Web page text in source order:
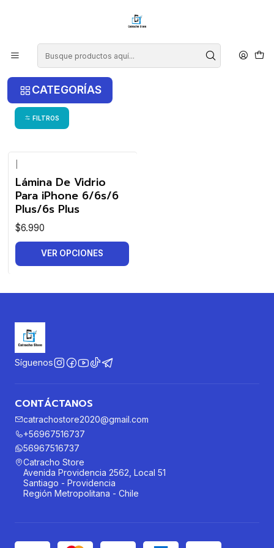
CATEGORÍAS
Inicio iPhone iPhone 6s Plus
iPhone 6s Plus
FILTROS
Lámina De Vidrio
Para iPhone 6/6s/6
Plus/6s Plus
$6.990
VER OPCIONES
Síguenos
CONTÁCTANOS
catrachostore2020@gmail.com
+56967516737
56967516737
Catracho Store
Avenida Providencia 2562, Local 51
Santiago - Providencia
Región Metropolitana - Chile